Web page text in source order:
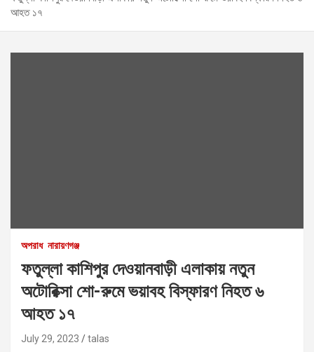
আহত ১৭
অপরাধ নারায়ণগঞ্জ
ফতুল্লা কাশিপুর দেওয়ানবাড়ী এলাকায় নতুন
অটোরিক্সা শো-রুমে ভয়াবহ বিস্ফারণ নিহত ৬
আহত ১৭
July 29, 2023 talas